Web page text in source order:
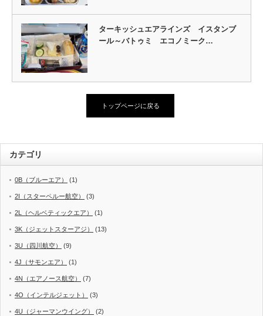
ターキッシュエアラインズ イスタンブ
ール～バトゥミ エコノミーク…
トップページに戻る
カテゴリ
0B（ブルーエア） (1)
2I（スターペルー航空） (3)
2L（ヘルベティックエア） (1)
3K（ジェットスターアジ） (13)
3U（四川航空） (9)
4J（サモンエア） (1)
4N（エアノース航空） (7)
4O（インテルジェット） (3)
4U（ジャーマンウイング） (2)